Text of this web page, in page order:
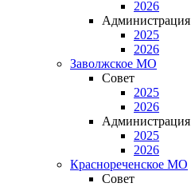
2026
Администрация
2025
2026
Заволжское МО
Совет
2025
2026
Администрация
2025
2026
Краснореченское МО
Совет